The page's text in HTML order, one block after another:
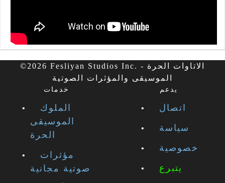
©2026 Fesliyan Studios Inc. - الاتاوات الحرة
الموسيقى والمؤثرات الصوتية
خدمات
الملوك
الموسيقى
الحرة
مؤثرات
صوتية مجانية
يدعم
اتصال
سياسة
خصوصية
يتبرع